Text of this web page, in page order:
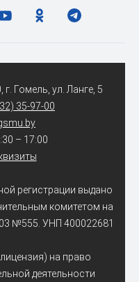
Гомель, ул. Ланге, 5
35-97-00
– 17:00
регистрации выдано
комитетом на
№555. УНП 400022681
на право
деятельности